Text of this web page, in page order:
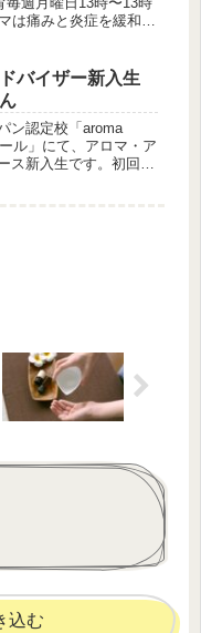
は痛みと炎症を緩和す
バイザー新入生
ン認定校「aroma
ル」にて、アロマ・ア
ス新入生です。初回の
込む